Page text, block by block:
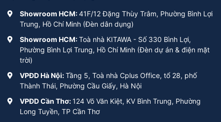
Showroom HCM:41F/12 Đặng Thùy Trâm, Phường Bình Lợi
Trung, Hồ Chí Minh (Đèn dân dụng)
Showroom HCM:Toà nhà KITAWA - Số 330 Bình Lợi,
Phường Bình Lợi Trung, Hồ Chí Minh (Đèn dự án & điện mặt
trời)
VPĐD Hà Nội:Tầng 5, Toà nhà Cplus Office, tổ 28, phố
Thành Thái, Phường Cầu Giấy, Hà Nội
VPĐD Cần Thơ:124 Võ Văn Kiệt, KV Bình Trung, Phường
Long Tuyền, TP Cần Thơ